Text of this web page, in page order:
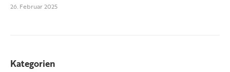
26. Februar 2025
Kategorien